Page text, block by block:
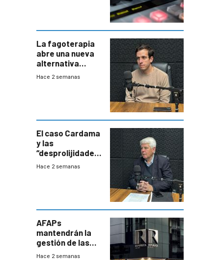
La fagoterapia
abre una nueva
alternativa
contra bacterias
innovadora
Hace 2 semanas
El caso Cardama
y las
“desprolijidades”
que la
Hace 2 semanas
AFAPs
mantendrán la
gestión de las
cuentas
Hace 2 semanas